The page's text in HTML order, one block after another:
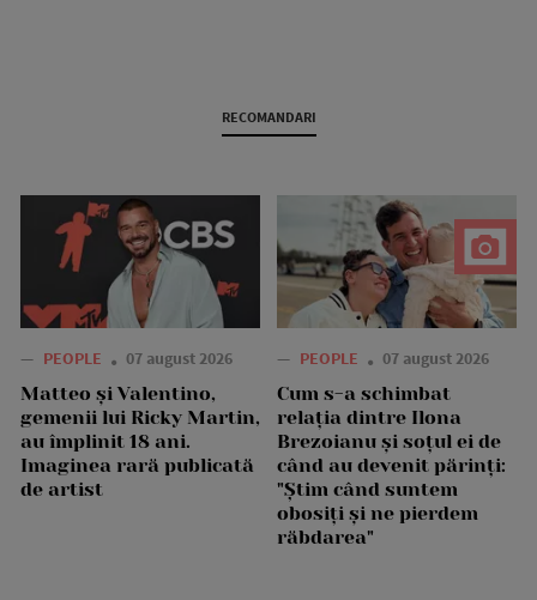
RECOMANDARI
— PEOPLE 07 august 2026
Matteo și Valentino,
gemenii lui Ricky Martin,
au împlinit 18 ani.
Imaginea rară publicată
de artist
— PEOPLE 07 august 2026
Cum s-a schimbat
relația dintre Ilona
Brezoianu și soțul ei de
când au devenit părinți:
"Știm când suntem
obosiți și ne pierdem
răbdarea"